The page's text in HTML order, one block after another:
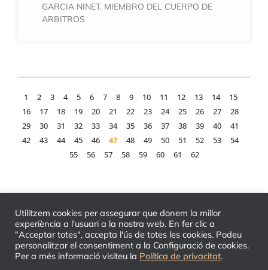
GARCIA NINET. MIEMBRO DEL CUERPO DE
ARBITROS
1 2 3 4 5 6 7 8 9 10 11 12 13 14
15
16
17 18 19 20 21 22 23 24 25 26 27
28
29
30 31 32 33 34 35 36 37 38 39 40
41
42
43 44 45 46 47 48 49 50 51 52 53
54
55
56 57 58 59 60 61 62
© 2026 TLC - Tribunal Laboral de Catalunya
Utilitzem cookies per assegurar que donem la millor
experiència a l'usuari a la nostra web. En fer clic a
"Acceptar totes", accepta l'ús de totes les cookies. Podeu
personalitzar el consentiment a la Configuració de cookies.
Per a més informació visiteu la Política de privacitat.